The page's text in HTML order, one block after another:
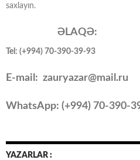
saxlayın.
ƏLAQƏ:
Tel: (+994) 70-390-39-93
E-mail: zauryazar@mail.ru
WhatsApp: (+994) 70-390-
YAZARLAR :